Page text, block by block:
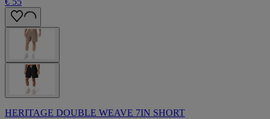
HERITAGE DOUBLE WEAVE 7IN SHORT